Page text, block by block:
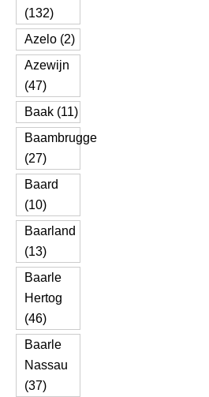
(132)
Azelo (2)
Azewijn
(47)
Baak (11)
Baambrugge
(27)
Baard
(10)
Baarland
(13)
Baarle
Hertog
(46)
Baarle
Nassau
(37)